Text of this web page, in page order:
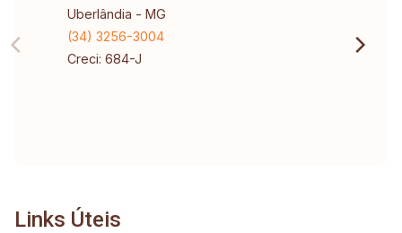
Uberlândia - MG
(34) 3256-3004
Creci: 684-J
Links Úteis